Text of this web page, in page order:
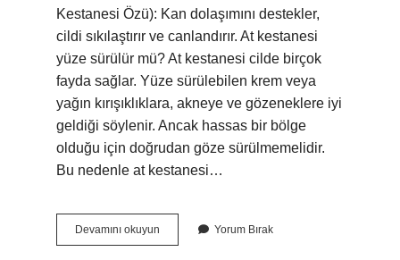
Kestanesi Özü): Kan dolaşımını destekler,
cildi sıkılaştırır ve canlandırır. At kestanesi
yüze sürülür mü? At kestanesi cilde birçok
fayda sağlar. Yüze sürülebilen krem ​​veya
yağın kırışıklıklara, akneye ve gözeneklere iyi
geldiği söylenir. Ancak hassas bir bölge
olduğu için doğrudan göze sürülmemelidir.
Bu nedenle at kestanesi…
Devamını okuyun
Kestanesi
Yorum Bırak